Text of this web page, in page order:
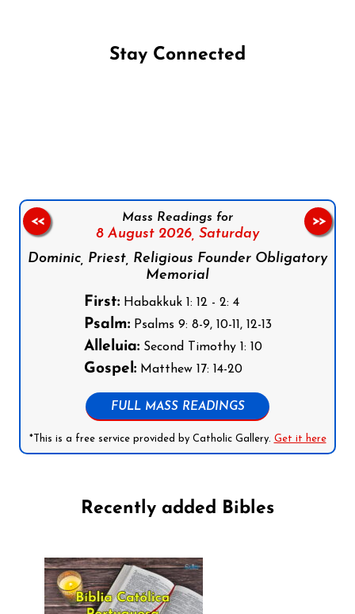
Stay Connected
Mass Readings for
8 August 2026, Saturday
Dominic, Priest, Religious Founder Obligatory
Memorial
First:Habakkuk 1: 12 - 2: 4
Psalm:Psalms 9: 8-9, 10-11, 12-13
Alleluia:Second Timothy 1: 10
Gospel:Matthew 17: 14-20
FULL MASS READINGS
*This is a free service provided by Catholic Gallery. Get it here
<< >>
Recently added Bibles